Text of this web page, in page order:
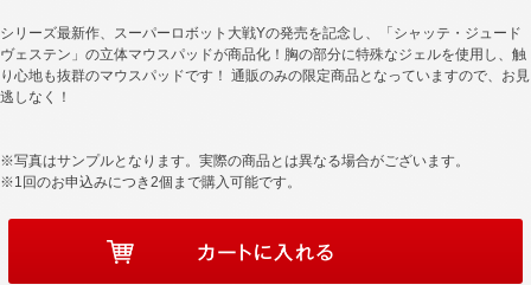
シリーズ最新作、スーパーロボット大戦Yの発売を記念し、「シャッテ・ジュード
ヴェステン」の立体マウスパッドが商品化！胸の部分に特殊なジェルを使用し、触
り心地も抜群のマウスパッドです！ 通販のみの限定商品となっていますので、お見
逃しなく！
※写真はサンプルとなります。実際の商品とは異なる場合がございます。
※1回のお申込みにつき2個まで購入可能です。